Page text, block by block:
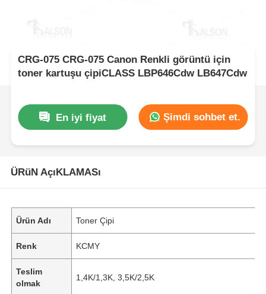
CRG-075 CRG-075 Canon Renkli görüntü için
toner kartuşu çipiCLASS LBP646Cdw LB647Cdw
En iyi fiyat Şimdi sohbet et.
ÜRüN AçıKLAMASı
Ürün Adı Toner Çipi
Renk KCMY
Teslim
olmak
1,4K/1,3K, 3,5K/2,5K